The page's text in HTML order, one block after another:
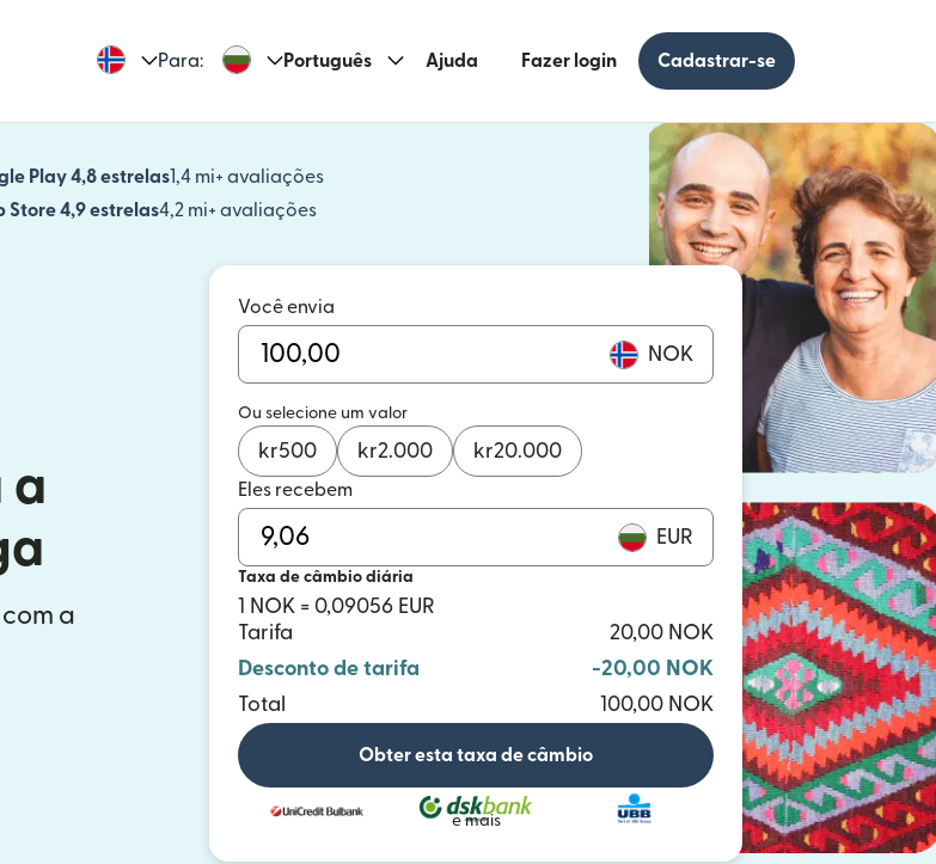
Para: Português Ajuda Fazer login Cadastrar-se
Play 4,8 estrelas1,4 mi+ avaliações
(abre em uma nova janela)
Store 4,9 estrelas4,2 mi+ avaliações
(abre em uma nova janela)
a
a
Você envia
NOK
Ou selecione um valor
kr500 kr2.000 kr20.000
Eles recebem
EUR
Taxa de câmbio diária
1 NOK = 0,09056 EUR
Tarifa
20,00 NOK
Desconto de tarifa
-20,00 NOK
Total
100,00 NOK
Obter esta taxa de câmbio
e mais